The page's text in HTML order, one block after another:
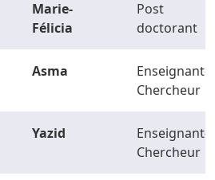
Marie-
Félicia
Post
doctorant
Asma
Enseignant-
Chercheur
Yazid
Enseignant-
Chercheur